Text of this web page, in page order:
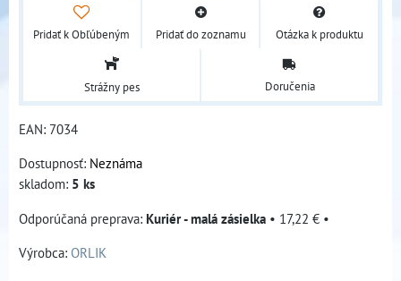
Pridať k Obľúbeným Pridať do zoznamu Otázka k produktu
Strážny pes Doručenia
EAN: 7034
Dostupnosť: Neznáma
skladom: 5 ks
Kuriér - malá zásielka • 17,22 € •
Výrobca: ORLIK